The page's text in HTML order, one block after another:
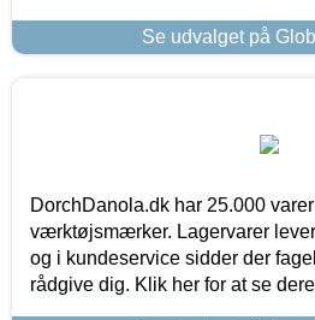
Se udvalget på
DorchDanola.dk har 25.000
værktøjsmærker. Lagervarer
og i kundeservice sidder der
rådgive dig. Klik her for at se